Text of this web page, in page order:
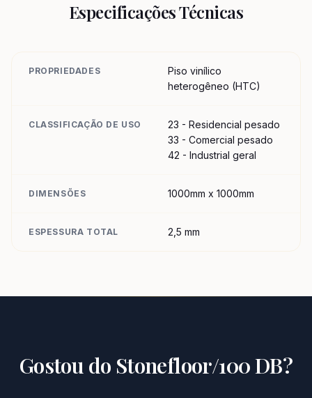
Especificações Técnicas
PROPRIEDADES
Piso vinílico
heterogêneo (HTC)
CLASSIFICAÇÃO DE USO
23 - Residencial pesado
33 - Comercial pesado
42 - Industrial geral
DIMENSÕES 1000mm x 1000mm
ESPESSURA TOTAL 2,5 mm
Gostou do Stonefloor/100 DB?